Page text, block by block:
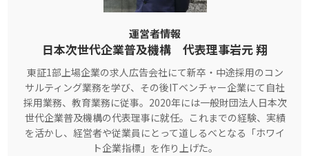
運営者情報
日本次世代企業普及機構 代表理事岩元 翔
東証1部上場企業の求人広告会社にて新卒・中途採用のコン
サルティング業務を学び、その後ITベンチャー企業にて自社
採用業務、教育業務に従事。2020年には一般財団法人日本次
世代企業普及機構の代表理事に就任。これまでの経験、実績
を活かし、経営者や従業員にとって道しるべとなる「ホワイ
ト企業指標」を作り上げた。